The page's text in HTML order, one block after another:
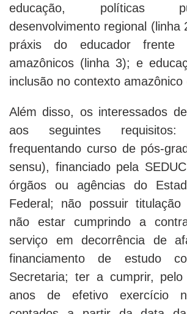
educação, políticas
desenvolvimento regional (linha
práxis do educador frente
amazônicos (linha 3); e
inclusão no contexto amazônico
Além disso, os interessados
aos seguintes
frequentando curso de pós-
sensu), financiado pela
órgãos ou agências do
Federal; não possuir titulação
não estar cumprindo a
serviço em decorrência de
financiamento de estudo
Secretaria; ter a cumprir,
anos de efetivo exercício